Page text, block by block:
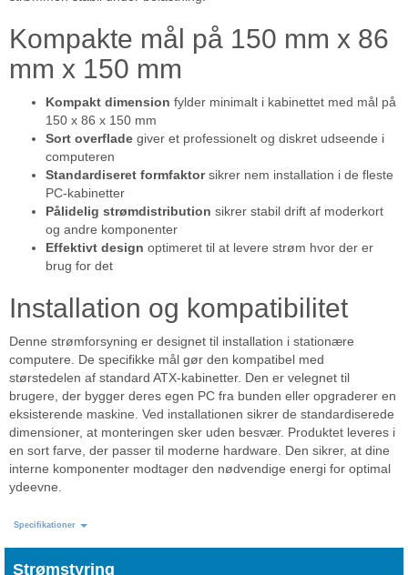
Kompakte mål på 150 mm x 86
mm x 150 mm
Kompakt dimension fylder minimalt i kabinettet med mål på
150 x 86 x 150 mm
Sort overflade giver et professionelt og diskret udseende i
computeren
Standardiseret formfaktorsikrer nem installation i de fleste
PC-kabinetter
Pålidelig strømdistribution sikrer stabil drift af moderkort
og andre komponenter
Effektivt design optimeret til at levere strøm hvor der er
brug for det
Installation og kompatibilitet
Denne strømforsyning er designet til installation i stationære
computere. De specifikke mål gør den kompatibel med
størstedelen af standard ATX-kabinetter. Den er velegnet til
brugere, der bygger deres egen PC fra bunden eller opgraderer en
eksisterende maskine. Ved installationen sikrer de standardiserede
dimensioner, at monteringen sker uden besvær. Produktet leveres i
en sort farve, der passer til moderne hardware. Den sikrer, at dine
interne komponenter modtager den nødvendige energi for optimal
ydeevne.
Specifikationer
Strømstyring